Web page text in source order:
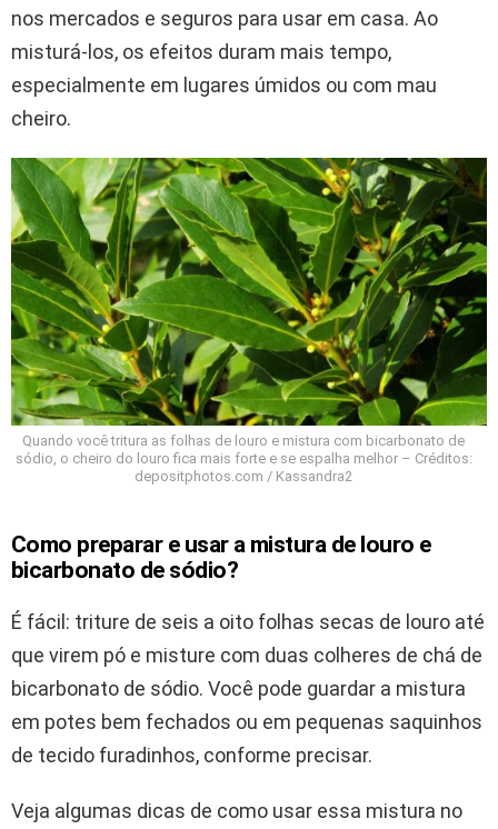
nos mercados e seguros para usar em casa. Ao
misturá-los, os efeitos duram mais tempo,
especialmente em lugares úmidos ou com mau
cheiro.
Quando você tritura as folhas de louro e mistura com bicarbonato de
sódio, o cheiro do louro fica mais forte e se espalha melhor – Créditos:
depositphotos.com / Kassandra2
Como preparar e usar a mistura de louro e
bicarbonato de sódio?
É fácil: triture de seis a oito folhas secas de louro até
que virem pó e misture com duas colheres de chá de
bicarbonato de sódio. Você pode guardar a mistura
em potes bem fechados ou em pequenas saquinhos
de tecido furadinhos, conforme precisar.
Veja algumas dicas de como usar essa mistura no